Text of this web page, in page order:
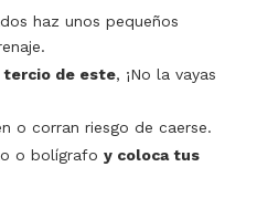
haz unos pequeños
tercio de este, ¡No la vayas
o corran riesgo de caerse.
o bolígrafo y coloca tus